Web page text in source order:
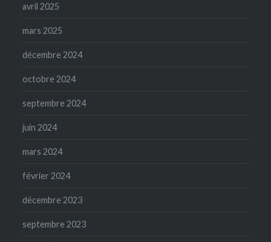
avril 2025
mars 2025
décembre 2024
octobre 2024
septembre 2024
juin 2024
mars 2024
février 2024
décembre 2023
septembre 2023